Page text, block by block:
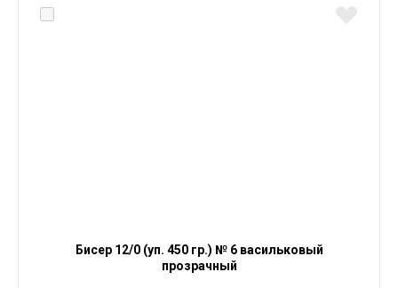
Бисер 12/0 (уп. 450 гр.) № 6 васильковый
прозрачный